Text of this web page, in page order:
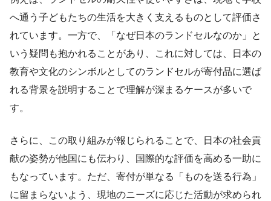
へ通う子どもたちの生活を大きく支えるものとして評価さ
れています。一方で、「なぜ日本のランドセルなのか」と
いう疑問も抱かれることがあり、これに対しては、日本の
教育や文化のシンボルとしてのランドセルが寄付品に選ば
れる背景を説明することで理解が深まるケースが多いで
す。
さらに、この取り組みが報じられることで、日本の社会貢
献の姿勢が他国にも伝わり、国際的な評価を高める一助に
もなっています。ただ、寄付が単なる「ものを送る行為」
に留まらないよう、現地のニーズに応じた活動が求められ